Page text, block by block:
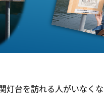
灯台を訪れる人がいなく